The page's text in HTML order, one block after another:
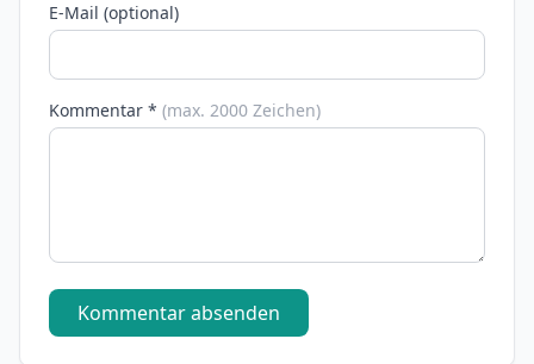
E-Mail (optional)
Kommentar * (max. 2000 Zeichen)
Kommentar absenden